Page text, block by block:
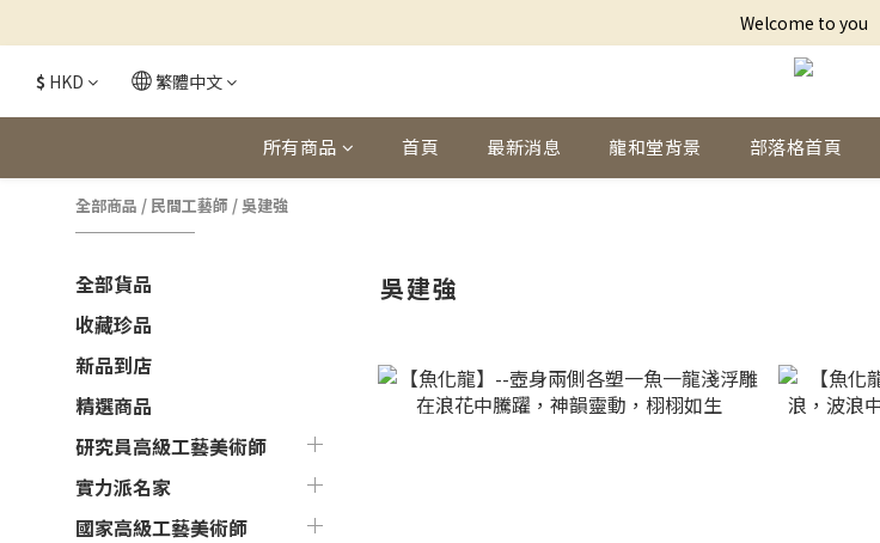
Welcome to you
$ HKD 繁體中文
所有商品 首頁 最新消息 龍和堂背景 部落格首頁
全部商品 / 民間工藝師 /吳建強
全部貨品
收藏珍品
新品到店
精選商品
研究員高級工藝美術師
實力派名家
國家高級工藝美術師
吳建強